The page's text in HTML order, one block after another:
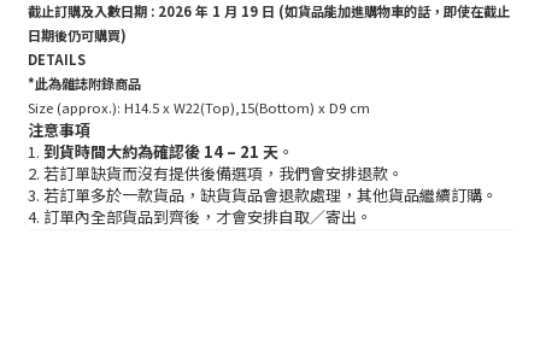
截止訂購及入數日期 : 2026 年 1 月 19 日 (如貨品能加進購物車的話，即使在截止
日期後仍可購買)
DETAILS
*此為雜誌附錄商品
Size (approx.): H14.5 x W22(Top),15(Bottom) x D9 cm
注意事項
1. 到貨時間大約為確認後 14 – 21 天 。
2. 若訂單缺貨而沒有提供後備選項，我們會安排退款。
3. 若訂單多於一款貨品，缺貨貨品會退款處理，其他貨品繼續訂購。
4. 訂單內全部貨品到齊後，才會安排自取／寄出。